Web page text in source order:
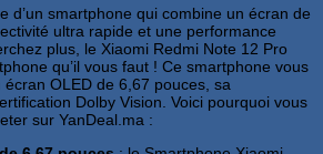
d’un smartphone qui combine un écran de
ultra rapide et une performance
plus, le Xiaomi Redmi Note 12 Pro
qu’il vous faut ! Ce smartphone vous
OLED de 6,67 pouces, sa
Dolby Vision. Voici pourquoi vous
sur YanDeal.ma :